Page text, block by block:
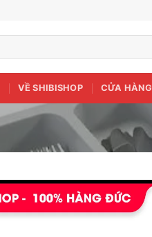
VỀ SHIBISHOP CỬA HÀNG